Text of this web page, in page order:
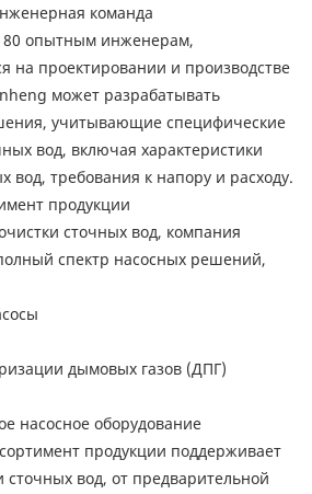
команда
80 опытным инженерам,
на проектировании и производстве
может разрабатывать
учитывающие специфические
вод, включая характеристики
вод, требования к напору и расходу.
продукции
сточных вод, компания
спектр насосных решений,
дымовых газов (ДПГ)
насосное оборудование
продукции поддерживает
сточных вод, от предварительной